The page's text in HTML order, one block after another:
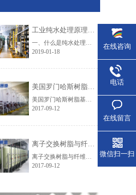
工业纯水处理原理及工艺技术大盘点
一、什么是纯水处理？纯水是指纯净水一般以城市自来水为水源，通过多层过滤，可将微生物等有害物质去除，但同时也去除了氟、钾、钙、镁等人体所需的矿物质。随着现代科技与现代工业的迅速发展，而且环境治理的相对滞后，目前我国水质污染形势严峻。由于工业废水、生活废水无节制的排放及农业污染，现在的地表水不仅含......
2019-01-18
美国罗门哈斯树脂基体结构的化学稳定性
美国罗门哈斯树脂基体结构的化学稳定性：工业级的罗门哈斯离子交换树脂交联度都较高,足够保证其不溶解性。当然新树脂在最初运行的时候可能会释放少量的低聚物或其它一些溶解性物质,但这种影响只是短期的。高的氧化环境(如有氯或铬酸存在的环境)可能会破坏树脂的化学结构和交联结构。试验表明,DVB含量为8%的聚苯乙烯磺......
2017-09-12
离子交换树脂与纤维粉混合供货的优点
离子交换树脂与纤维粉混合供货有哪些优点呢？离子交换树脂和纤维粉的区别，主要体现在：1、完全能够满足所有电厂凝结水质的要求，确保阴、阳树脂之间以及树脂与纤维粉之间的最佳比例，达到最佳的运行效果。2、罗门哈斯出厂时树脂采用专业设备混合，确保阴、阳树脂、纤维粉比人工调配混合更加均匀，提高使用效果。3、......
2017-09-12
在线咨询
电话
在线留言
微信扫一扫